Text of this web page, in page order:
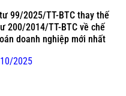
99/2025/TT-BTC thay thế
200/2014/TT-BTC về chế
doanh nghiệp mới nhất
2025